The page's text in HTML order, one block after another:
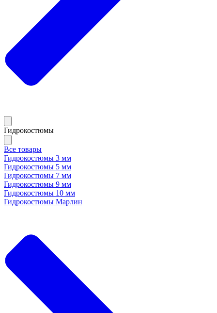
Гидрокостюмы
Все товары
Гидрокостюмы 3 мм
Гидрокостюмы 5 мм
Гидрокостюмы 7 мм
Гидрокостюмы 9 мм
Гидрокостюмы 10 мм
Гидрокостюмы Марлин